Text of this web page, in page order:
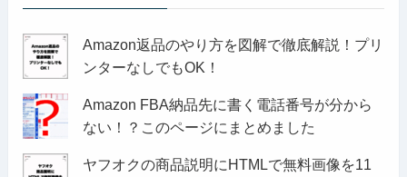
Amazon返品のやり方を図解で徹底解説！プリ
ンターなしでもOK！
Amazon FBA納品先に書く電話番号が分から
ない！？このページにまとめました
ヤフオクの商品説明にHTMLで無料画像を11